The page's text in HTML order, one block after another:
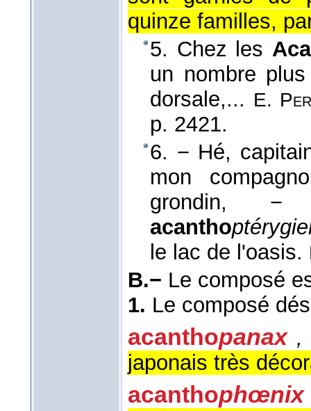
quinze familles,
5. Chez les
un nombre
dorsale,... E.
p. 2421.
6. − Hé,
mon
grondin,
acantho
le lac de l'oasis.
B.− Le composé
1. Le composé
acanthopanax ,
japonais très
acanthophœnix